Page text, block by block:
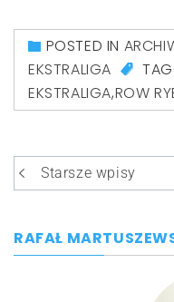
POSTED IN
EKSTRALIGA
EKSTRALIGA,ROW
Nawigacja
po
wpisach
Starsze wpisy
RAFAŁ